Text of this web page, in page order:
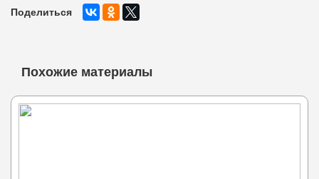
Поделиться
Похожие материалы